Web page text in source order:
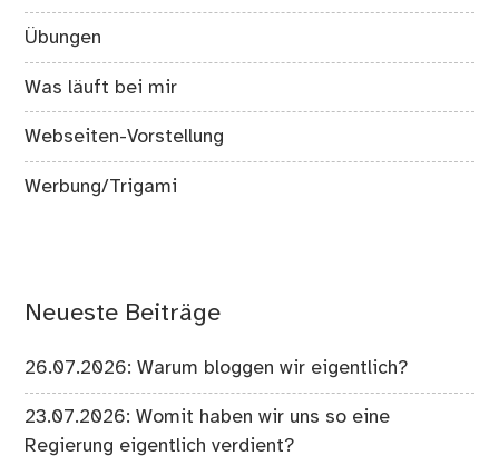
Übungen
Was läuft bei mir
Webseiten-Vorstellung
Werbung/Trigami
Neueste Beiträge
26.07.2026: Warum bloggen wir eigentlich?
23.07.2026: Womit haben wir uns so eine
Regierung eigentlich verdient?